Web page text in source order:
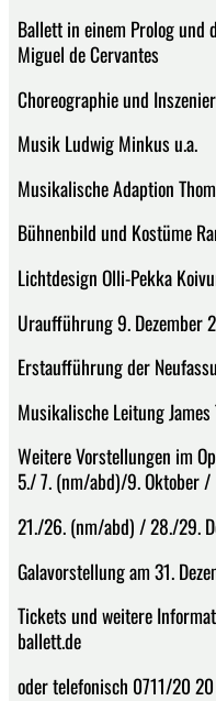
Ballett in einem Prolog und
Miguel de Cervantes
Choreographie und
Musik Ludwig Minkus u.a.
Musikalische Adaption
Bühnenbild und Kostüme
Lichtdesign Olli-Pekka
Uraufführung 9.
Erstaufführung der
Musikalische Leitung James
Weitere Vorstellungen im
5./ 7. (nm/abd)/9. Oktober /
21./26. (nm/abd) / 28./29.
Galavorstellung am 31.
Tickets und weitere
ballett.de
oder telefonisch 0711/20